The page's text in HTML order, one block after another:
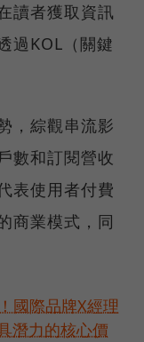
讀者獲取資訊
過KOL（關鍵
，綜觀串流影
數和訂閱營收
表使用者付費
商業模式，同
國際品牌X經理
潛力的核心價